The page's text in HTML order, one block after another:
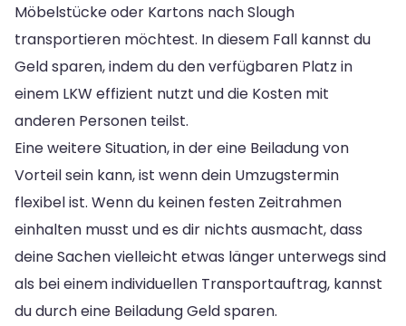
Möbelstücke oder Kartons nach Slough
transportieren möchtest. In diesem Fall kannst du
Geld sparen, indem du den verfügbaren Platz in
einem LKW effizient nutzt und die Kosten mit
anderen Personen teilst.
Eine weitere Situation, in der eine Beiladung von
Vorteil sein kann, ist wenn dein Umzugstermin
flexibel ist. Wenn du keinen festen Zeitrahmen
einhalten musst und es dir nichts ausmacht, dass
deine Sachen vielleicht etwas länger unterwegs sind
als bei einem individuellen Transportauftrag, kannst
du durch eine Beiladung Geld sparen.